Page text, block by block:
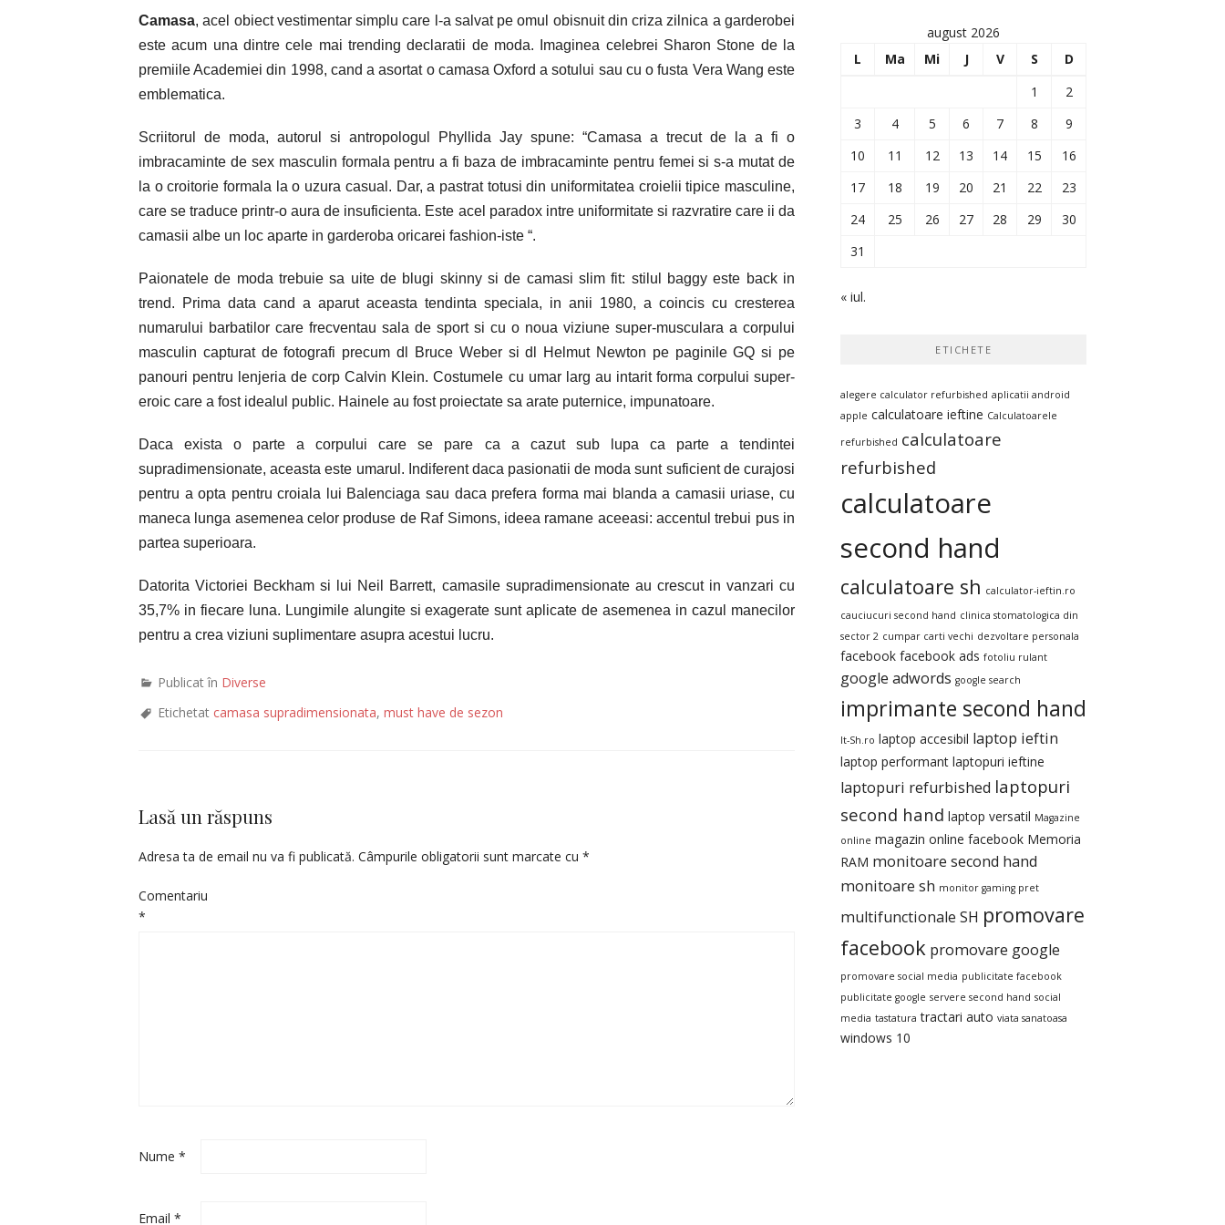
Camasa, acel obiect vestimentar simplu care l-a salvat pe omul obisnuit din criza zilnica a garderobei
este acum una dintre cele mai trending declaratii de moda. Imaginea celebrei Sharon Stone de la
premiile Academiei din 1998, cand a asortat o camasa Oxford a sotului sau cu o fusta Vera Wang este
emblematica.
Scriitorul de moda, autorul si antropologul Phyllida Jay spune: “Camasa a trecut de la a fi o
imbracaminte de sex masculin formala pentru a fi baza de imbracaminte pentru femei si s-a mutat de
la o croitorie formala la o uzura casual. Dar, a pastrat totusi din uniformitatea croielii tipice masculine,
care se traduce printr-o aura de insuficienta. Este acel paradox intre uniformitate si razvratire care ii da
camasii albe un loc aparte in garderoba oricarei fashion-iste “.
Paionatele de moda trebuie sa uite de blugi skinny si de camasi slim fit: stilul baggy este back in
trend. Prima data cand a aparut aceasta tendinta speciala, in anii 1980, a coincis cu cresterea
numarului barbatilor care frecventau sala de sport si cu o noua viziune super-musculara a corpului
masculin capturat de fotografi precum dl Bruce Weber si dl Helmut Newton pe paginile GQ si pe
panouri pentru lenjeria de corp Calvin Klein. Costumele cu umar larg au intarit forma corpului super-
eroic care a fost idealul public. Hainele au fost proiectate sa arate puternice, impunatoare.
Daca exista o parte a corpului care se pare ca a cazut sub lupa ca parte a tendintei
supradimensionate, aceasta este umarul. Indiferent daca pasionatii de moda sunt suficient de curajosi
pentru a opta pentru croiala lui Balenciaga sau daca prefera forma mai blanda a camasii uriase, cu
maneca lunga asemenea celor produse de Raf Simons, ideea ramane aceeasi: accentul trebui pus in
partea superioara.
Datorita Victoriei Beckham si lui Neil Barrett, camasile supradimensionate au crescut in vanzari cu
35,7% in fiecare luna. Lungimile alungite si exagerate sunt aplicate de asemenea in cazul manecilor
pentru a crea viziuni suplimentare asupra acestui lucru.
Publicat în Diverse
Etichetat camasa supradimensionata, must have de sezon
Lasă un răspuns
Adresa ta de email nu va fi publicată. Câmpurile obligatorii sunt marcate cu *
Comentariu
*
Nume *
Email *
august 2026
L
Ma Mi J V S
D
1
2
3
4 5 6 7 8
9
10
11 12 13 14 15
16
17
18 19 20 21 22
23
24
25 26 27 28 29
30
31
« iul.
ETICHETE
alegere calculator refurbished aplicatii android
apple calculatoare ieftine Calculatoarele
refurbished calculatoare
refurbished
calculatoare
second hand
calculatoare sh calculator-ieftin.ro
cauciucuri second hand clinica stomatologica din
sector 2 cumpar carti vechi dezvoltare personala
facebook facebook ads fotoliu rulant
google adwords google search
imprimante second hand
It-Sh.ro laptop accesibil laptop ieftin
laptop performant laptopuri ieftine
laptopuri refurbished laptopuri
second hand laptop versatil Magazine
online magazin online facebook Memoria
RAM monitoare second hand
monitoare sh monitor gaming pret
multifunctionale SH promovare
facebook promovare google
promovare social media publicitate facebook
publicitate google servere second hand social
media tastatura tractari auto viata sanatoasa
windows 10